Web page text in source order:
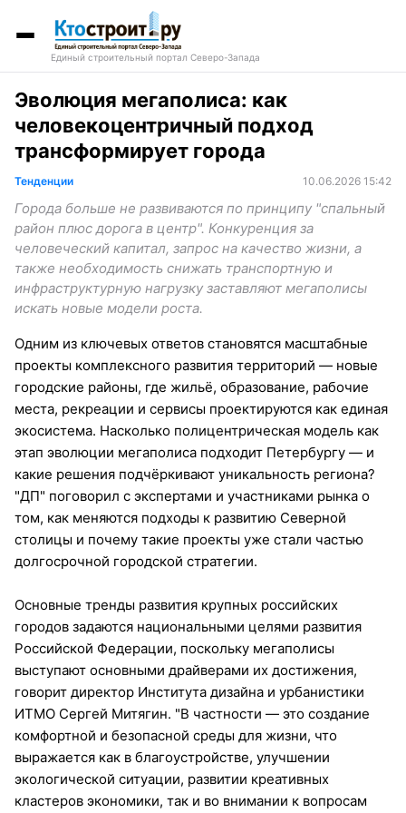
Единый строительный портал Северо-Запада
Эволюция мегаполиса: как
человекоцентричный подход
трансформирует города
Тенденции 10.06.2026 15:42
Города больше не развиваются по принципу "спальный
район плюс дорога в центр". Конкуренция за
человеческий капитал, запрос на качество жизни, а
также необходимость снижать транспортную и
инфраструктурную нагрузку заставляют мегаполисы
искать новые модели роста.
Одним из ключевых ответов становятся масштабные
проекты комплексного развития территорий — новые
городские районы, где жильё, образование, рабочие
места, рекреации и сервисы проектируются как единая
экосистема. Насколько полицентрическая модель как
этап эволюции мегаполиса подходит Петербургу — и
какие решения подчёркивают уникальность региона?
"ДП" поговорил с экспертами и участниками рынка о
том, как меняются подходы к развитию Северной
столицы и почему такие проекты уже стали частью
долгосрочной городской стратегии.
Основные тренды развития крупных российских
городов задаются национальными целями развития
Российской Федерации, поскольку мегаполисы
выступают основными драйверами их достижения,
говорит директор Института дизайна и урбанистики
ИТМО Сергей Митягин. "В частности — это создание
комфортной и безопасной среды для жизни, что
выражается как в благоустройстве, улучшении
экологической ситуации, развитии креативных
кластеров экономики, так и во внимании к вопросам